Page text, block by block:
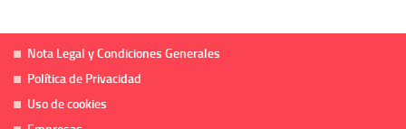
Nota Legal y Condiciones Generales
Política de Privacidad
Uso de cookies